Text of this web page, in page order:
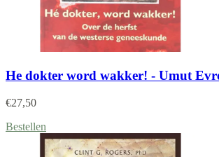
He dokter word wakker! - Umut
€27,50
Bestellen